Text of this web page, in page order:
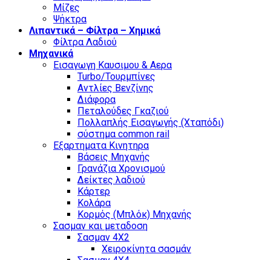
Μίζες
Ψήκτρα
Λιπαντικά – Φίλτρα – Χημικά
Φίλτρα Λαδιού
Μηχανικά
Εισαγωγη Καυσιμου & Αερα
Turbo/Τουρμπίνες
Αντλίες Βενζίνης
Διάφορα
Πεταλούδες Γκαζιού
Πολλαπλής Εισαγωγής (Χταπόδι)
σύστημα common rail
Εξαρτηματα Κινητηρα
Βάσεις Μηχανής
Γρανάζια Χρονισμού
Δείκτες λαδιού
Κάρτερ
Κολάρα
Κορμός (Μπλόκ) Μηχανής
Σασμαν και μεταδοση
Σασμαν 4Χ2
Χειροκίνητα σασμάν